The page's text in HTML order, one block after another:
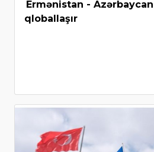
Ermənistan -
qloballaşır